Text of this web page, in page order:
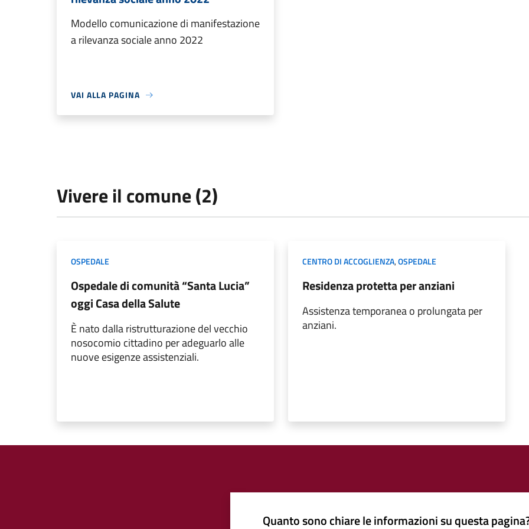
Modello comunicazione di manifestazione
a rilevanza sociale anno 2022
VAI ALLA PAGINA
Vivere il comune (2)
OSPEDALE
Ospedale di comunità “Santa Lucia”
oggi Casa della Salute
È nato dalla ristrutturazione del vecchio
nosocomio cittadino per adeguarlo alle
nuove esigenze assistenziali.
CENTRO DI ACCOGLIENZA,OSPEDALE
Residenza protetta per anziani
Assistenza temporanea o prolungata per
anziani.
Quanto sono chiare le informazioni su questa